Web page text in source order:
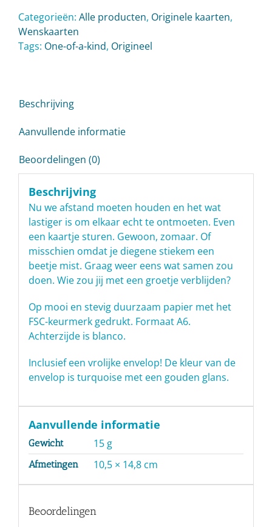
Categorieën: Alle producten, Originele kaarten,
Wenskaarten
Tags: One-of-a-kind, Origineel
Beschrijving
Aanvullende informatie
Beoordelingen (0)
Beschrijving
Nu we afstand moeten houden en het wat
lastiger is om elkaar echt te ontmoeten. Even
een kaartje sturen. Gewoon, zomaar. Of
misschien omdat je diegene stiekem een
beetje mist. Graag weer eens wat samen zou
doen. Wie zou jij met een groetje verblijden?
Op mooi en stevig duurzaam papier met het
FSC-keurmerk gedrukt. Formaat A6.
Achterzijde is blanco.
Inclusief een vrolijke envelop! De kleur van de
envelop is turquoise met een gouden glans.
Aanvullende informatie
Gewicht 15 g
Afmetingen 10,5 × 14,8 cm
Beoordelingen